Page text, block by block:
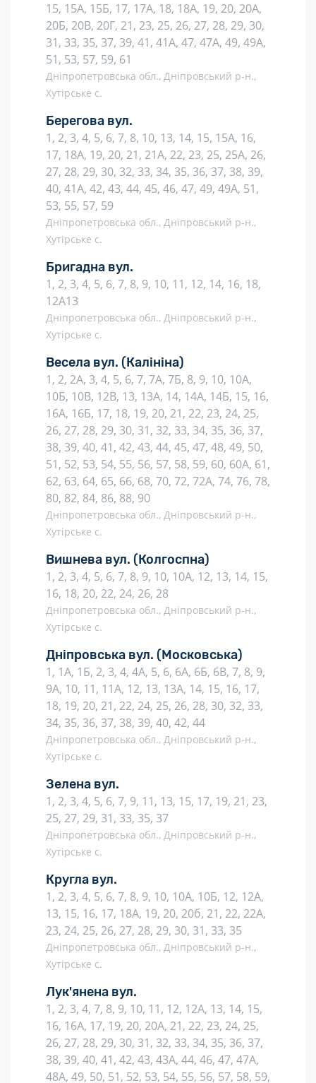
15, 15А, 15Б, 17, 17А, 18, 18А, 19, 20, 20А,
20Б, 20В, 20Г, 21, 23, 25, 26, 27, 28, 29, 30,
31, 33, 35, 37, 39, 41, 41А, 47, 47А, 49, 49А,
51, 53, 57, 59, 61
Дніпропетровська обл., Дніпровський р-н.,
Хутірське с.
Берегова вул.
1, 2, 3, 4, 5, 6, 7, 8, 10, 13, 14, 15, 15А, 16,
17, 18А, 19, 20, 21, 21А, 22, 23, 25, 25А, 26,
27, 28, 29, 30, 32, 33, 34, 35, 36, 37, 38, 39,
40, 41А, 42, 43, 44, 45, 46, 47, 49, 49А, 51,
53, 55, 57, 59
Дніпропетровська обл., Дніпровський р-н.,
Хутірське с.
Бригадна вул.
1, 2, 3, 4, 5, 6, 7, 8, 9, 10, 11, 12, 14, 16, 18,
12А13
Дніпропетровська обл., Дніпровський р-н.,
Хутірське с.
Весела вул. (Калініна)
1, 2, 2А, 3, 4, 5, 6, 7, 7А, 7Б, 8, 9, 10, 10А,
10Б, 10В, 12В, 13, 13А, 14, 14А, 14Б, 15, 16,
16А, 16Б, 17, 18, 19, 20, 21, 22, 23, 24, 25,
26, 27, 28, 29, 30, 31, 32, 33, 34, 35, 36, 37,
38, 39, 40, 41, 42, 43, 44, 45, 47, 48, 49, 50,
51, 52, 53, 54, 55, 56, 57, 58, 59, 60, 60А, 61,
62, 63, 64, 65, 66, 68, 70, 72, 72А, 74, 76, 78,
80, 82, 84, 86, 88, 90
Дніпропетровська обл., Дніпровський р-н.,
Хутірське с.
Вишнева вул. (Колгоспна)
1, 2, 3, 4, 5, 6, 7, 8, 9, 10, 10А, 12, 13, 14, 15,
16, 18, 20, 22, 24, 26, 28
Дніпропетровська обл., Дніпровський р-н.,
Хутірське с.
Дніпровська вул. (Московська)
1, 1А, 1Б, 2, 3, 4, 4А, 5, 6, 6А, 6Б, 6В, 7, 8, 9,
9А, 10, 11, 11А, 12, 13, 13А, 14, 15, 16, 17,
18, 19, 20, 21, 22, 24, 25, 26, 28, 30, 32, 33,
34, 35, 36, 37, 38, 39, 40, 42, 44
Дніпропетровська обл., Дніпровський р-н.,
Хутірське с.
Зелена вул.
1, 2, 3, 4, 5, 6, 7, 9, 11, 13, 15, 17, 19, 21, 23,
25, 27, 29, 31, 33, 35, 37
Дніпропетровська обл., Дніпровський р-н.,
Хутірське с.
Кругла вул.
1, 2, 3, 4, 5, 6, 7, 8, 9, 10, 10А, 10Б, 12, 12А,
13, 15, 16, 17, 18А, 19, 20, 20б, 21, 22, 22А,
23, 24, 25, 26, 27, 28, 29, 30, 31, 33, 35
Дніпропетровська обл., Дніпровський р-н.,
Хутірське с.
Лук'янена вул.
1, 2, 3, 4, 7, 8, 9, 10, 11, 12, 12А, 13, 14, 15,
16, 16А, 17, 19, 20, 20А, 21, 22, 23, 24, 25,
26, 27, 28, 29, 30, 31, 32, 33, 34, 35, 36, 37,
38, 39, 40, 41, 42, 43, 43А, 44, 46, 47, 47А,
48А, 49, 50, 51, 52, 53, 54, 55, 56, 57, 58, 59,